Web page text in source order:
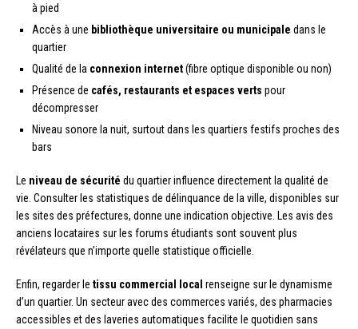
à pied
Accès à une bibliothèque universitaire ou municipale dans le
quartier
Qualité de la connexion internet(fibre optique disponible ou non)
Présence de cafés, restaurants et espaces verts pour
décompresser
Niveau sonore la nuit, surtout dans les quartiers festifs proches des
bars
Le niveau de sécurité du quartier influence directement la qualité de
vie. Consulter les statistiques de délinquance de la ville, disponibles sur
les sites des préfectures, donne une indication objective. Les avis des
anciens locataires sur les forums étudiants sont souvent plus
révélateurs que n’importe quelle statistique officielle.
Enfin, regarder le tissu commercial local renseigne sur le dynamisme
d’un quartier. Un secteur avec des commerces variés, des pharmacies
accessibles et des laveries automatiques facilite le quotidien sans